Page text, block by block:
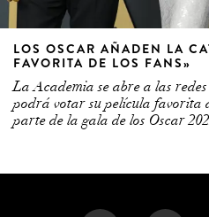
LOS OSCAR AÑADEN LA
FAVORITA DE LOS FANS»
La Academia se abre a las
podrá votar su película favorita
parte de la gala de los Oscar